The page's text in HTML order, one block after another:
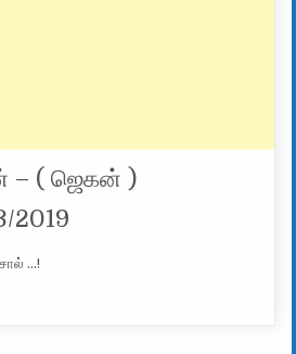
– ( ஜெகன் )
2019
…!